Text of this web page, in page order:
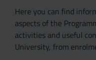
Here you can find
aspects of the
activities and useful
University, from